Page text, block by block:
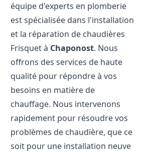
équipe d'experts en plomberie
est spécialisée dans l'installation
et la réparation de chaudières
Frisquet à Chaponost. Nous
offrons des services de haute
qualité pour répondre à vos
besoins en matière de
chauffage. Nous intervenons
rapidement pour résoudre vos
problèmes de chaudière, que ce
soit pour une installation neuve